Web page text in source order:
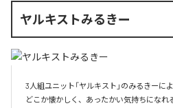
ヤルキストみるきー
3人組ユニット「ヤルキスト」のみるきーに
どこか懐かしく、あったかい気持ちになれ